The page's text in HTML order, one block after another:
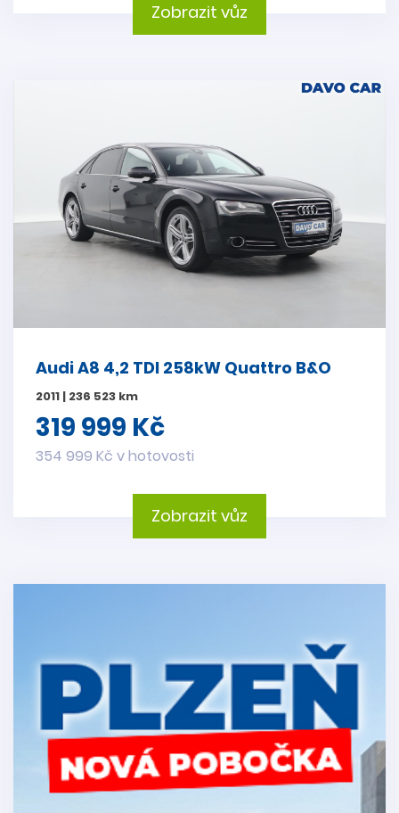
Zobrazit vůz
Audi A8 4,2 TDI 258kW Quattro B&O
2011 | 236 523 km
319 999 Kč
354 999 Kč v hotovosti
Zobrazit vůz